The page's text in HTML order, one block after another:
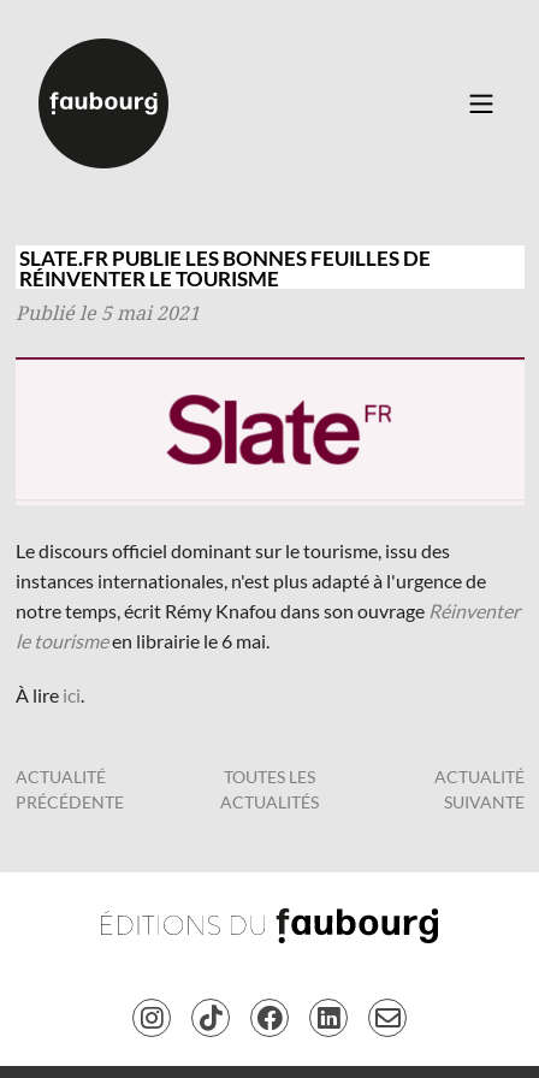
Auteurs
Événements
À propos
Inscription
© Les Éditions du Faubourg 2026
Fondatrice :Sophie Caillat
CGV•Mentions légales Politique de confidentialité
SLATE.FR PUBLIE LES BONNES FEUILLES DE
RÉINVENTER LE TOURISME
Publié le 5 mai 2021
Le discours officiel dominant sur le tourisme, issu des
instances internationales, n'est plus adapté à l'urgence de
notre temps, écrit Rémy Knafou dans son ouvrage Réinventer
le tourismeen librairie le 6 mai.
À lire ici.
ACTUALITÉ
PRÉCÉDENTE
TOUTES LES
ACTUALITÉS
ACTUALITÉ
SUIVANTE